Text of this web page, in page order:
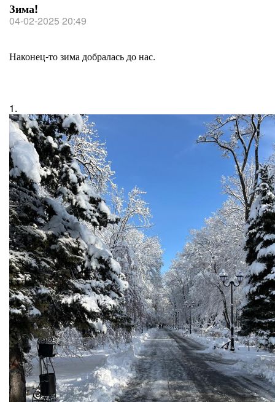
Зима!
04-02-2025 20:49
Наконец-то зима добралась до нас.
1.